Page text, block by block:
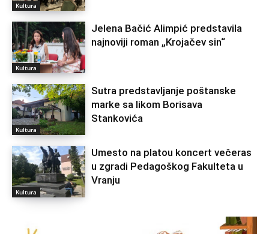
Kultura
Kultura
Jelena Bačić Alimpić predstavila
najnoviji roman „Krojačev sin“
Kultura
Sutra predstavljanje poštanske
marke sa likom Borisava
Stankovića
Kultura
Umesto na platou koncert večeras
u zgradi Pedagoškog Fakulteta u
Vranju